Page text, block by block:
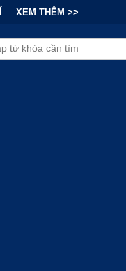
XEM THÊM >>